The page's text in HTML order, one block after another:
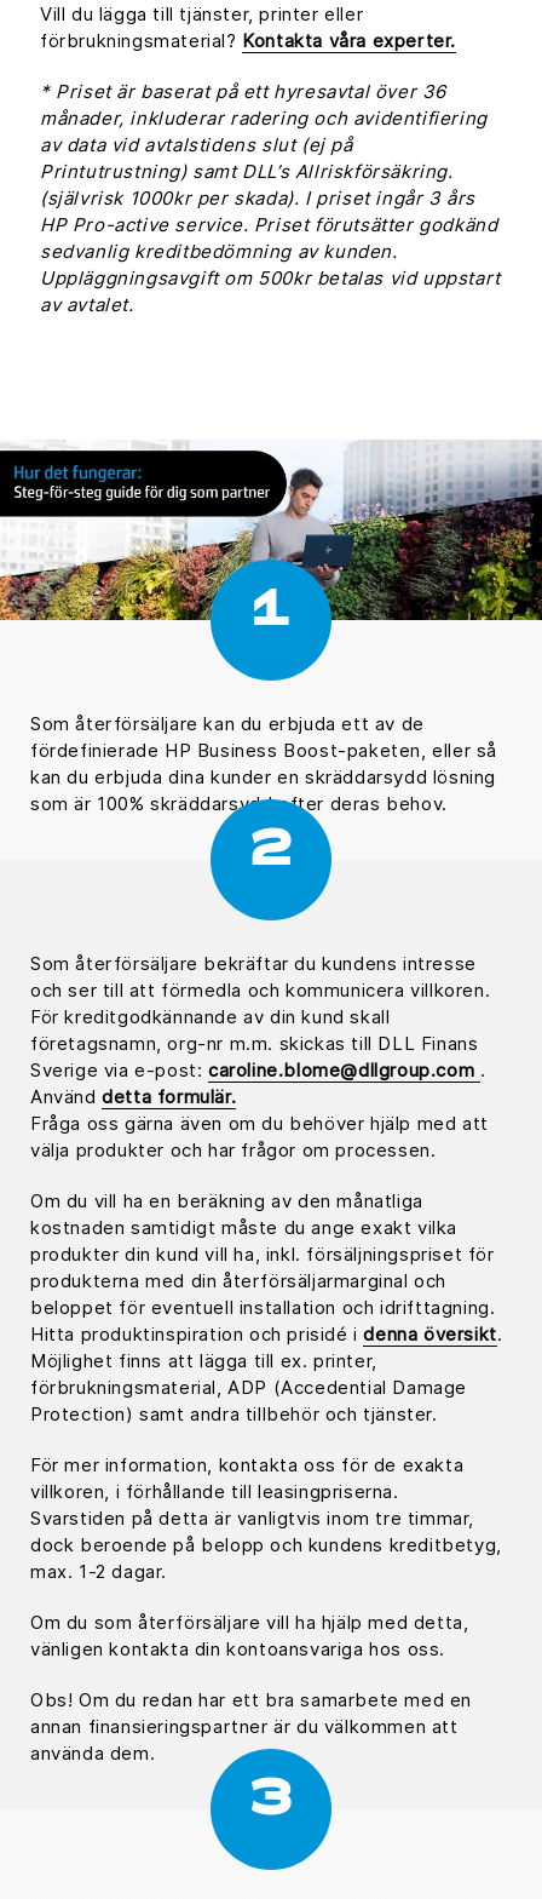
Vill du lägga till tjänster, printer eller
förbrukningsmaterial? Kontakta våra experter.
* Priset är baserat på ett hyresavtal över 36
månader, inkluderar radering och avidentifiering
av data vid avtalstidens slut (ej på
Printutrustning) samt DLL’s Allriskförsäkring.
(självrisk 1000kr per skada). I priset ingår 3 års
HP Pro-active service. Priset förutsätter godkänd
sedvanlig kreditbedömning av kunden.
Uppläggningsavgift om 500kr betalas vid uppstart
av avtalet.
1
Som återförsäljare kan du erbjuda ett av de
fördefinierade HP Business Boost-paketen, eller så
kan du erbjuda dina kunder en skräddarsydd lösning
som är 100% skräddarsydd efter deras behov.
2
Som återförsäljare bekräftar du kundens intresse
och ser till att förmedla och kommunicera villkoren.
För kreditgodkännande av din kund skall
företagsnamn, org-nr m.m. skickas till DLL Finans
Sverige via e-post: caroline.blome@dllgroup.com .
Använddetta formulär.
Fråga oss gärna även om du behöver hjälp med att
välja produkter och har frågor om processen.
Om du vill ha en beräkning av den månatliga
kostnaden samtidigt måste du ange exakt vilka
produkter din kund vill ha, inkl. försäljningspriset för
produkterna med din återförsäljarmarginal och
beloppet för eventuell installation och idrifttagning.
Hitta produktinspiration och prisidé idenna översikt.
Möjlighet finns att lägga till ex. printer,
förbrukningsmaterial, ADP (Accedential Damage
Protection) samt andra tillbehör och tjänster.
För mer information, kontakta oss för de exakta
villkoren, i förhållande till leasingpriserna.
Svarstiden på detta är vanligtvis inom tre timmar,
dock beroende på belopp och kundens kreditbetyg,
max. 1-2 dagar.
Om du som återförsäljare vill ha hjälp med detta,
vänligen kontakta din kontoansvariga hos oss.
Obs! Om du redan har ett bra samarbete med en
annan finansieringspartner är du välkommen att
använda dem.
3